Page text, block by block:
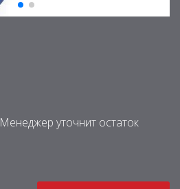
Менеджер уточнит остаток